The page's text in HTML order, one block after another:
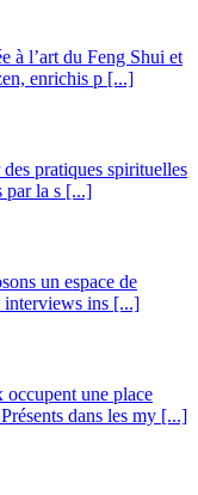
à l’art du Feng Shui et
enrichis p [...]
pratiques spirituelles
par la s [...]
un espace de
interviews ins [...]
occupent une place
dans les my [...]